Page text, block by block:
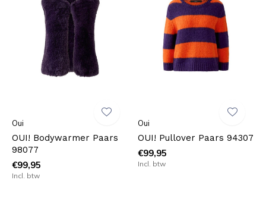
Oui
OUI! Bodywarmer Paars
98077
€99,95
Incl. btw
Oui
OUI! Pullover Paars 94307
€99,95
Incl. btw